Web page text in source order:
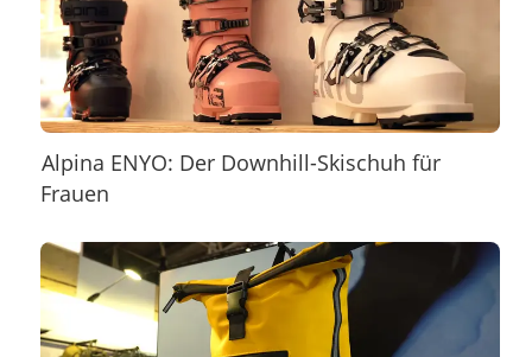
Alpina ENYO: Der Downhill-Skischuh für
Frauen